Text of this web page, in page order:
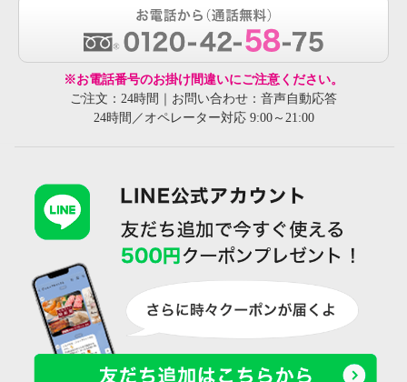
※お電話番号のお掛け間違いにご注意ください。
ご注文：24時間｜お問い合わせ：音声自動応答
24時間／オペレーター対応 9:00～21:00